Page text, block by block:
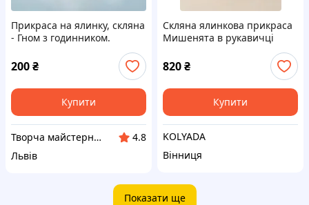
Прикраса на ялинку, скляна
- Гном з годинником.
200₴
Купити
Творча майстерня "Сніжинка"
4.8
Львів
Скляна ялинкова прикраса
Мишенята в рукавичці
820₴
Купити
KOLYADA
Вінниця
Показати ще